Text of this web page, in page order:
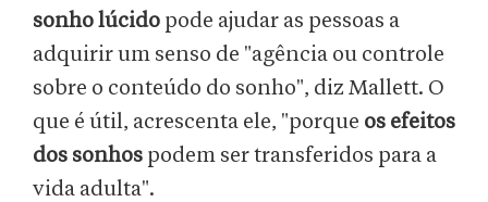
sonho lúcido pode ajudar as pessoas a
adquirir um senso de "agência ou controle
sobre o conteúdo do sonho", diz Mallett. O
que é útil, acrescenta ele, "porque os efeitos
dos sonhos podem ser transferidos para a
vida adulta".